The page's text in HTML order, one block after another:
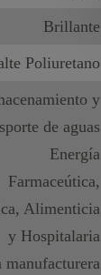
Brillante
Poliuretano
y
de aguas
Energía
Farmaceútica,
Alimenticia
y Hospitalaria
manufacturera